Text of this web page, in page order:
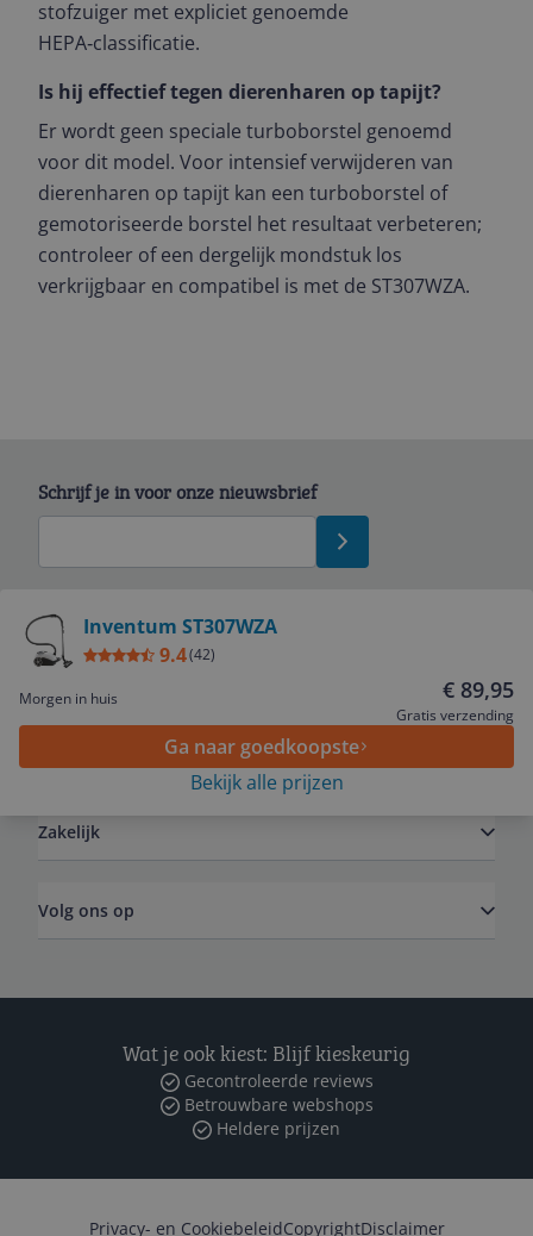
stofzuiger met expliciet genoemde
HEPA‑classificatie.
Is hij effectief tegen dierenharen op tapijt?
Er wordt geen speciale turboborstel genoemd
voor dit model. Voor intensief verwijderen van
dierenharen op tapijt kan een turboborstel of
gemotoriseerde borstel het resultaat verbeteren;
controleer of een dergelijk mondstuk los
verkrijgbaar en compatibel is met de ST307WZA.
Inventum ST307WZA
9.4(42)
Morgen in huis € 89,95
Gratis verzending
Ga naar goedkoopste
Bekijk alle prijzen
Schrijf je in voor onze nieuwsbrief
Service
Zakelijk
Volg ons op
Wat je ook kiest: Blijf kieskeurig
Gecontroleerde reviews
Betrouwbare webshops
Heldere prijzen
Privacy- en CookiebeleidCopyrightDisclaimer